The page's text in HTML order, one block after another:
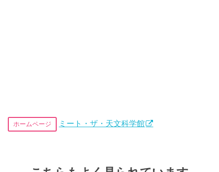
ホームページ ミート・ザ・天文科学館